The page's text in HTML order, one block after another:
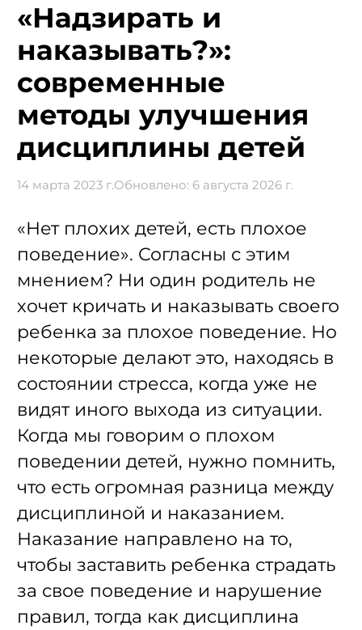
«Надзирать и
наказывать?»:
современные
методы улучшения
дисциплины детей
14 марта 2023 г.Обновлено: 6 августа 2026 г.
«Нет плохих детей, есть плохое
поведение». Согласны с этим
мнением? Ни один родитель не
хочет кричать и наказывать своего
ребенка за плохое поведение. Но
некоторые делают это, находясь в
состоянии стресса, когда уже не
видят иного выхода из ситуации.
Когда мы говорим о плохом
поведении детей, нужно помнить,
что есть огромная разница между
дисциплиной и наказанием.
Наказание направлено на то,
чтобы заставить ребенка страдать
за свое поведение и нарушение
правил, тогда как дисциплина